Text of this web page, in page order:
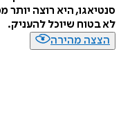
סנטיאגו, היא רוצה
לא בטוח שיוכל להעניק.
הצצה מהירה